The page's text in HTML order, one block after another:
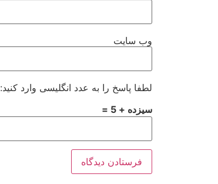
وب‌ سایت
لطفا پاسخ را به عدد انگلیسی وارد کنید:
سیزده + 5 =